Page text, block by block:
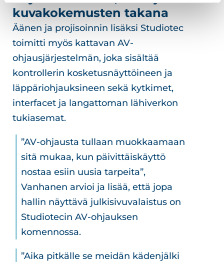
kuvakokemusten takana
Äänen ja projisoinnin lisäksi Studiotec
toimitti myös kattavan AV-
ohjausjärjestelmän, joka sisältää
kontrollerin kosketusnäyttöineen ja
läppäriohjauksineen sekä kytkimet,
interfacet ja langattoman lähiverkon
tukiasemat.
”AV-ohjausta tullaan muokkaamaan
sitä mukaa, kun päivittäiskäyttö
nostaa esiin uusia tarpeita”,
Vanhanen arvioi ja lisää, että jopa
hallin näyttävä julkisivuvalaistus on
Studiotecin AV-ohjauksen
komennossa.
”Aika pitkälle se meidän kädenjälki